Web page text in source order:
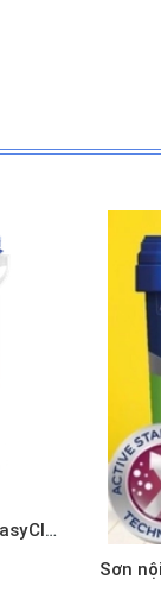
Sơn nội thất cao cấp Dulux EasyClean lau chùi hiệu quả bề mặt bóng - A991B